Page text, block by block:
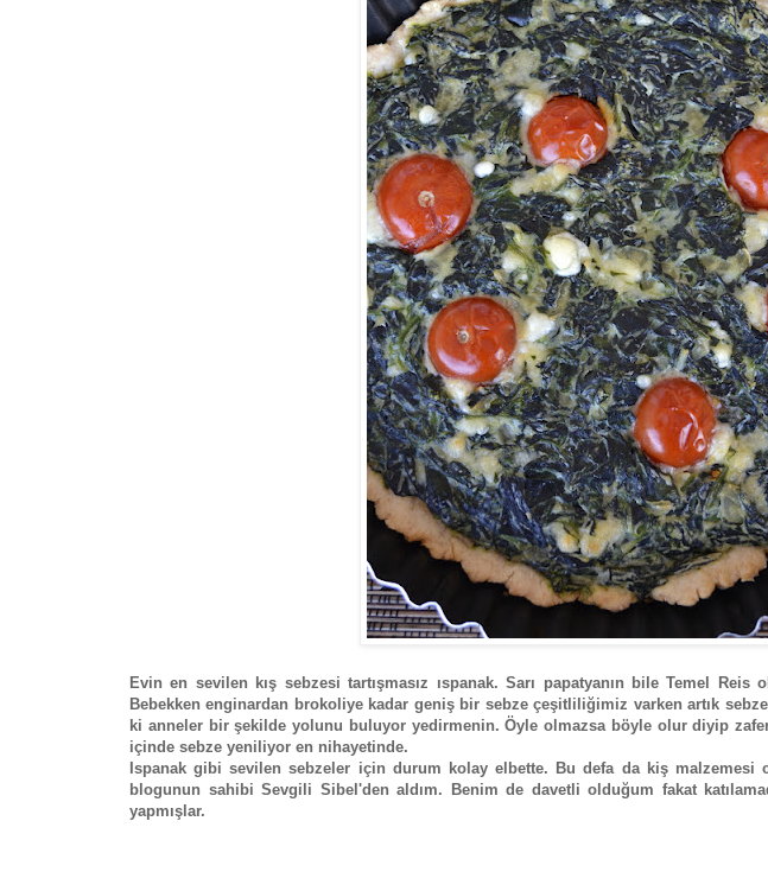
Evin en sevilen kış sebzesi tartışmasız ıspanak. Sarı papatyanın bile Temel
Bebekken enginardan brokoliye kadar geniş bir sebze çeşitliliğimiz varken artık
ki anneler bir şekilde yolunu buluyor yedirmenin. Öyle olmazsa böyle olur diyip
içinde sebze yeniliyor en nihayetinde.
Ispanak gibi sevilen sebzeler için durum kolay elbette. Bu defa da kiş malzemesi
blogunun sahibi Sevgili Sibel'den aldım. Benim de davetli olduğum fakat
yapmışlar.